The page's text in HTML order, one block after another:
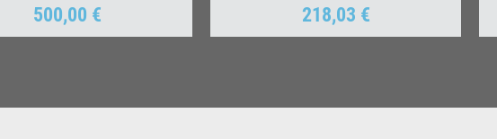
Prix
500,00 €
Prix
218,03 €